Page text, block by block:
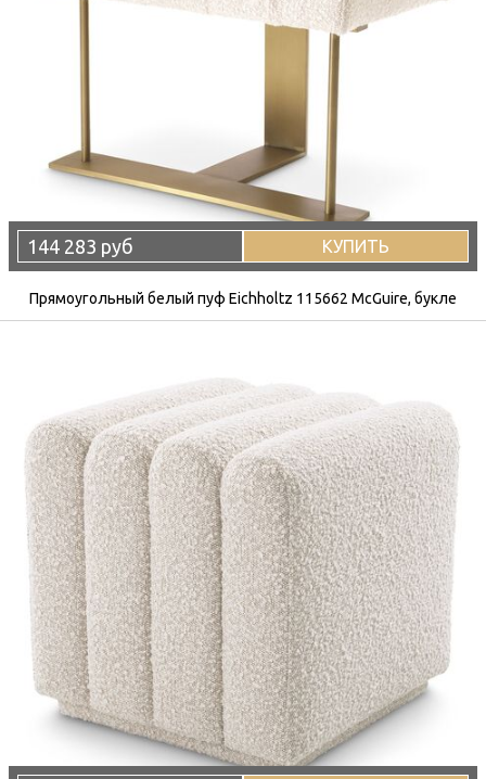
144 283 руб КУПИТЬ
Прямоугольный белый пуф Eichholtz 115662 McGuire, букле